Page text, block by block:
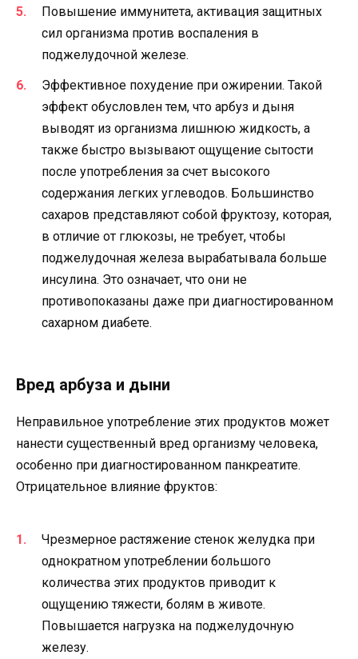
Повышение иммунитета, активация защитных
сил организма против воспаления в
поджелудочной железе.
Эффективное похудение при ожирении. Такой
эффект обусловлен тем, что арбуз и дыня
выводят из организма лишнюю жидкость, а
также быстро вызывают ощущение сытости
после употребления за счет высокого
содержания легких углеводов. Большинство
сахаров представляют собой фруктозу, которая,
в отличие от глюкозы, не требует, чтобы
поджелудочная железа вырабатывала больше
инсулина. Это означает, что они не
противопоказаны даже при диагностированном
сахарном диабете.
Вред арбуза и дыни
Неправильное употребление этих продуктов может
нанести существенный вред организму человека,
особенно при диагностированном панкреатите.
Отрицательное влияние фруктов:
Чрезмерное растяжение стенок желудка при
однократном употреблении большого
количества этих продуктов приводит к
ощущению тяжести, болям в животе.
Повышается нагрузка на поджелудочную
железу.